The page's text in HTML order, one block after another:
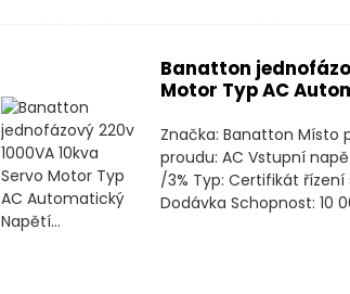
Banatton
Motor Typ AC
Značka: Banatton Místo
proudu: AC Vstupní
/3% Typ: Certifikát řízení
Dodávka Schopnost: 10